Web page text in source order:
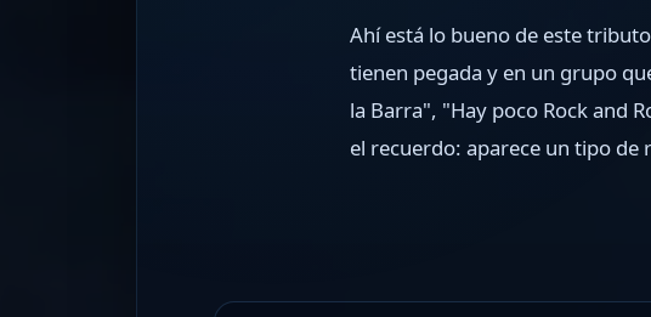
Ahí está lo bueno de este
tienen pegada y en un grupo
la Barra", "Hay poco Rock and
el recuerdo: aparece un tipo de